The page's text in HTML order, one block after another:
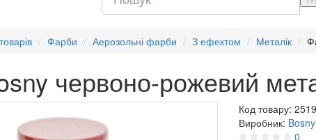
Фарби Аерозольні фарби З ефектом Металік
червоно-рожевий
Код товару: 2519
Виробник: Bosny
0